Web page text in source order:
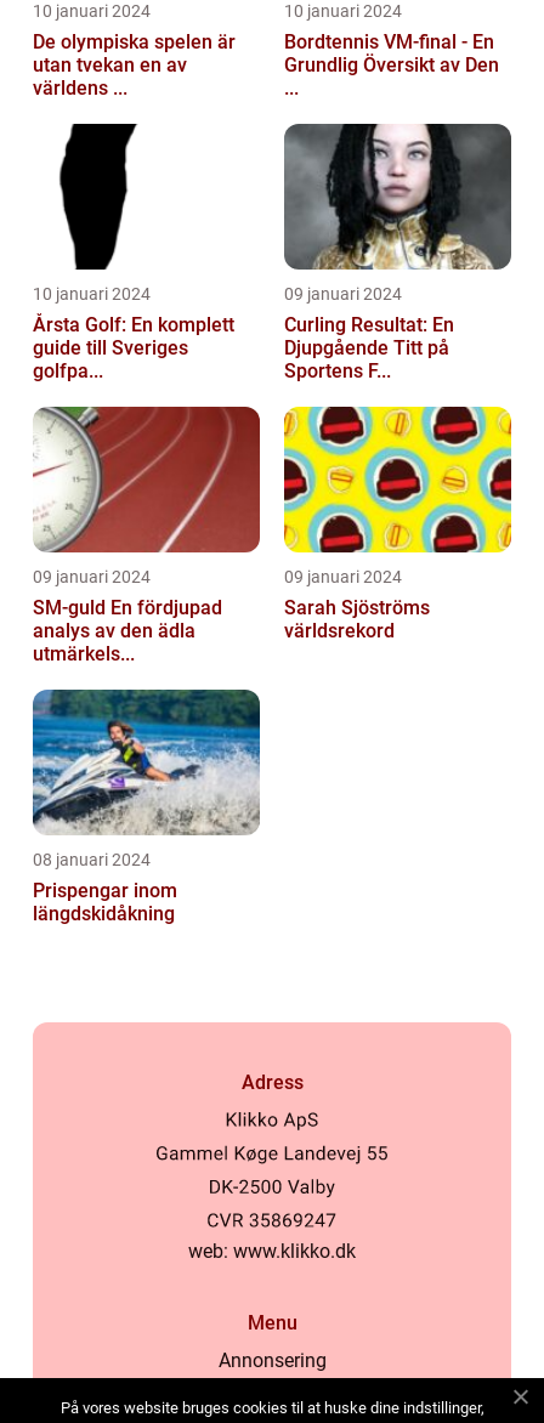
10 januari 2024
De olympiska spelen är
utan tvekan en av
världens ...
10 januari 2024
Bordtennis VM-final - En
Grundlig Översikt av Den
...
10 januari 2024
Årsta Golf: En komplett
guide till Sveriges
golfpa...
09 januari 2024
Curling Resultat: En
Djupgående Titt på
Sportens F...
09 januari 2024
SM-guld En fördjupad
analys av den ädla
utmärkels...
09 januari 2024
Sarah Sjöströms
världsrekord
08 januari 2024
Prispengar inom
längdskidåkning
Adress
web: www.klikko.dk
Menu
Annonsering
På vores website bruges cookies til at huske dine indstillinger,